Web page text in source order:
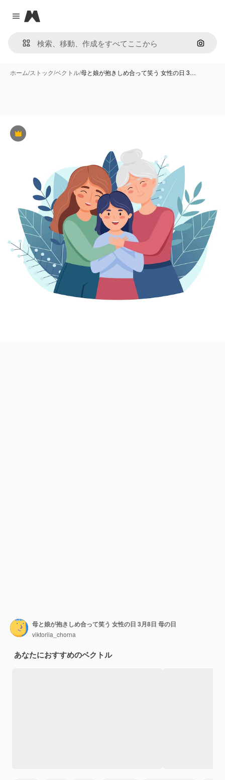
Close menu
Magnific
画像で
ホーム/ストック/ベクトル/母と娘が抱きしめ合って笑う 女性の日 3…
Premium
母と娘が抱きしめ合って笑う 女性の日 3月8日 母の日
viktoriia_chorna
あなたにおすすめのベクトル